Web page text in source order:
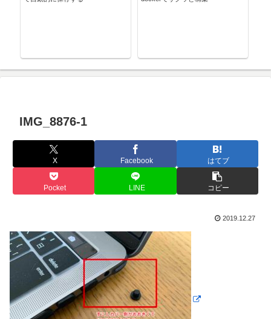
IMG_8876-1
X Facebook はてブ
Pocket LINE コピー
2019.12.27